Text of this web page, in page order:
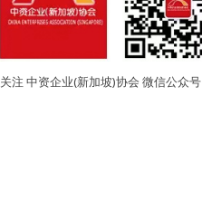
关注 中资企业(新加坡)协会 微信公众号